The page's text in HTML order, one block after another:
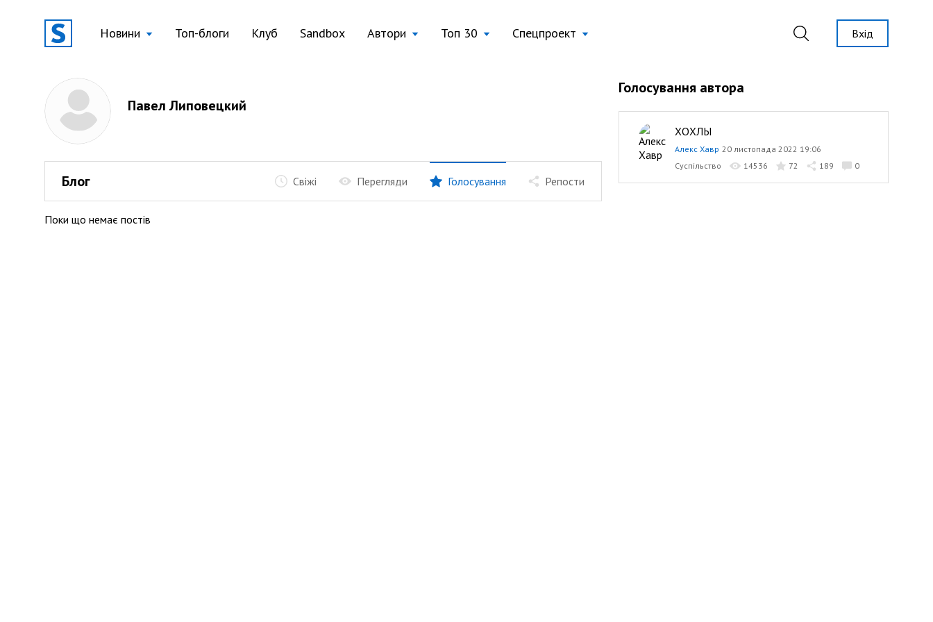
Новини Топ-блоги Клуб Sandbox Автори Топ 30 Спецпроект Вхід
Павел Липовецкий
Блог Свіжі Перегляди Голосування Репости
Поки що немає постів
Голосування автора
ХОХЛЫ
Алекс Хавр 20 листопада 2022 19:06
Суспільство
14536 72 189 0